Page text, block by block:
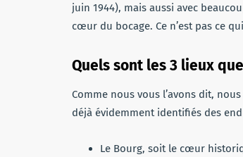
juin 1944), mais aussi avec
cœur du bocage. Ce n’est pas ce
Quels sont les 3 lieux
Comme nous vous l’avons dit,
déjà évidemment identifiés des
Le Bourg, soit le cœur